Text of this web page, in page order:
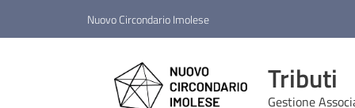
Nuovo Circondario Imolese
Tributi
Gestione